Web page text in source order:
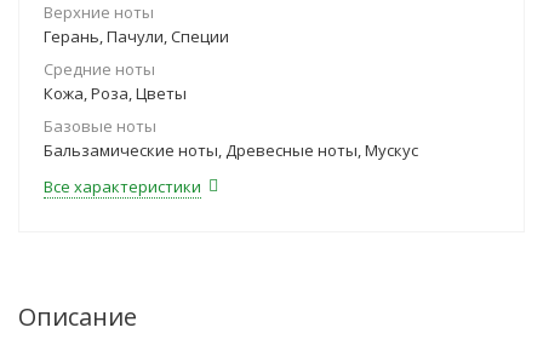
Верхние ноты
Герань, Пачули, Специи
Средние ноты
Кожа, Роза, Цветы
Базовые ноты
Бальзамические ноты, Древесные ноты, Мускус
Все характеристики
Описание